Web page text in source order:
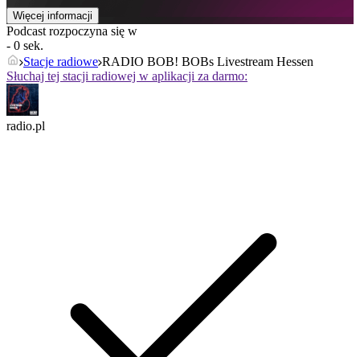
Więcej informacji
Podcast rozpoczyna się w
- 0 sek.
Stacje radiowe RADIO BOB! BOBs Livestream Hessen
Słuchaj tej stacji radiowej w aplikacji za darmo:
radio.pl